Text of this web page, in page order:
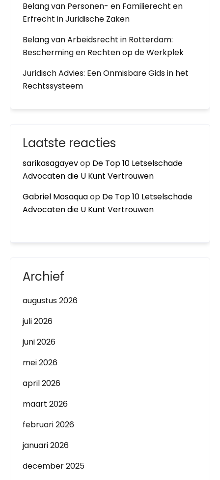
Belang van Personen- en Familierecht en
Erfrecht in Juridische Zaken
Belang van Arbeidsrecht in Rotterdam:
Bescherming en Rechten op de Werkplek
Juridisch Advies: Een Onmisbare Gids in het
Rechtssysteem
Laatste reacties
sarikasagayevop De Top 10 Letselschade
Advocaten die U Kunt Vertrouwen
Gabriel Mosaquaop De Top 10 Letselschade
Advocaten die U Kunt Vertrouwen
Archief
augustus 2026
juli 2026
juni 2026
mei 2026
april 2026
maart 2026
februari 2026
januari 2026
december 2025